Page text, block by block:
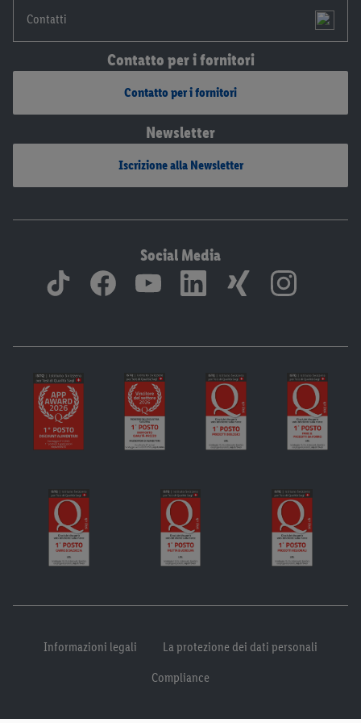
Contatti
Contatto per i fornitori
Contatto per i fornitori
Newsletter
Iscrizione alla Newsletter
Social Media
Informazioni legali
La protezione dei dati personali
Compliance